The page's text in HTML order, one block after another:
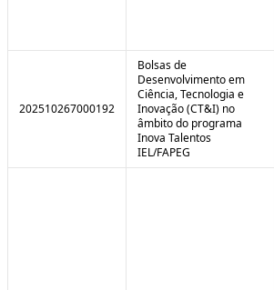
202510267000192
Bolsas de
Desenvolvimento em
Ciência, Tecnologia e
Inovação (CT&I) no
âmbito do programa
Inova Talentos
IEL/FAPEG